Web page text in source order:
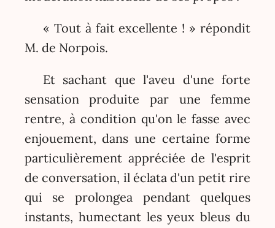
« Tout à fait excellente ! » répondit
M. de Norpois.
Et sachant que l'aveu d'une forte
sensation produite par une femme
rentre, à condition qu'on le fasse avec
enjouement, dans une certaine forme
particulièrement appréciée de l'esprit
de conversation, il éclata d'un petit rire
qui se prolongea pendant quelques
instants, humectant les yeux bleus du